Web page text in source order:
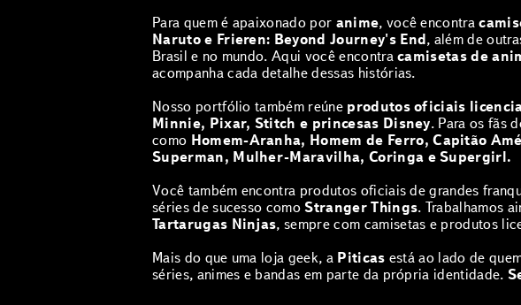
Para quem é apaixonado por anime, você encontra
Naruto e Frieren: Beyond Journey's End, além de
Brasil e no mundo. Aqui você encontracamisetas de
acompanha cada detalhe dessas histórias.
Nosso portfólio também reúne produtos oficiais
Minnie, Pixar, Stitch e princesas Disney. Para os fãs
como Homem-Aranha, Homem de Ferro, Capitão
Superman, Mulher-Maravilha, Coringa e Supergirl.
Você também encontra produtos oficiais de grandes
séries de sucesso como Stranger Things. Trabalhamos
Tartarugas Ninjas, sempre com camisetas e produtos
‎Mais do que uma loja geek, a Piticas está ao lado de
séries, animes e bandas em parte da própria identidade.